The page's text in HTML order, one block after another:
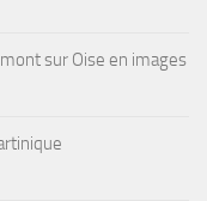
sur Oise en images